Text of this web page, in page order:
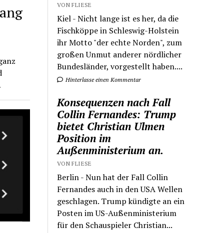
VON FLIESE
Kiel - Nicht lange ist es her, da die
Fischköppe in Schleswig-Holstein
ihr Motto "der echte Norden", zum
großen Unmut anderer nördlicher
Bundesländer, vorgestellt haben....
Hinterlasse einen Kommentar
Konsequenzen nach Fall
Collin Fernandes: Trump
bietet Christian Ulmen
Position im
Außenministerium an.
VON FLIESE
Berlin - Nun hat der Fall Collin
Fernandes auch in den USA Wellen
geschlagen. Trump kündigte an ein
Posten im US-Außenministerium
für den Schauspieler Christian...